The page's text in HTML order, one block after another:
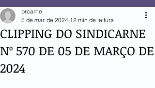
CLIPPING DO SINDICARNE
Nº 570 DE 05 DE MARÇO DE
2024
prcarne
5 de mar. de 2024 12 min de leitura